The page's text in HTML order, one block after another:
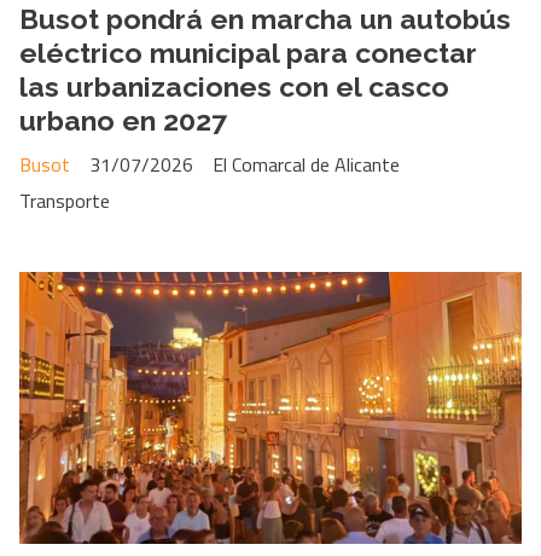
Busot pondrá en marcha un autobús
eléctrico municipal para conectar
las urbanizaciones con el casco
urbano en 2027
El Comarcal de Alicante
Busot
31/07/2026
Transporte